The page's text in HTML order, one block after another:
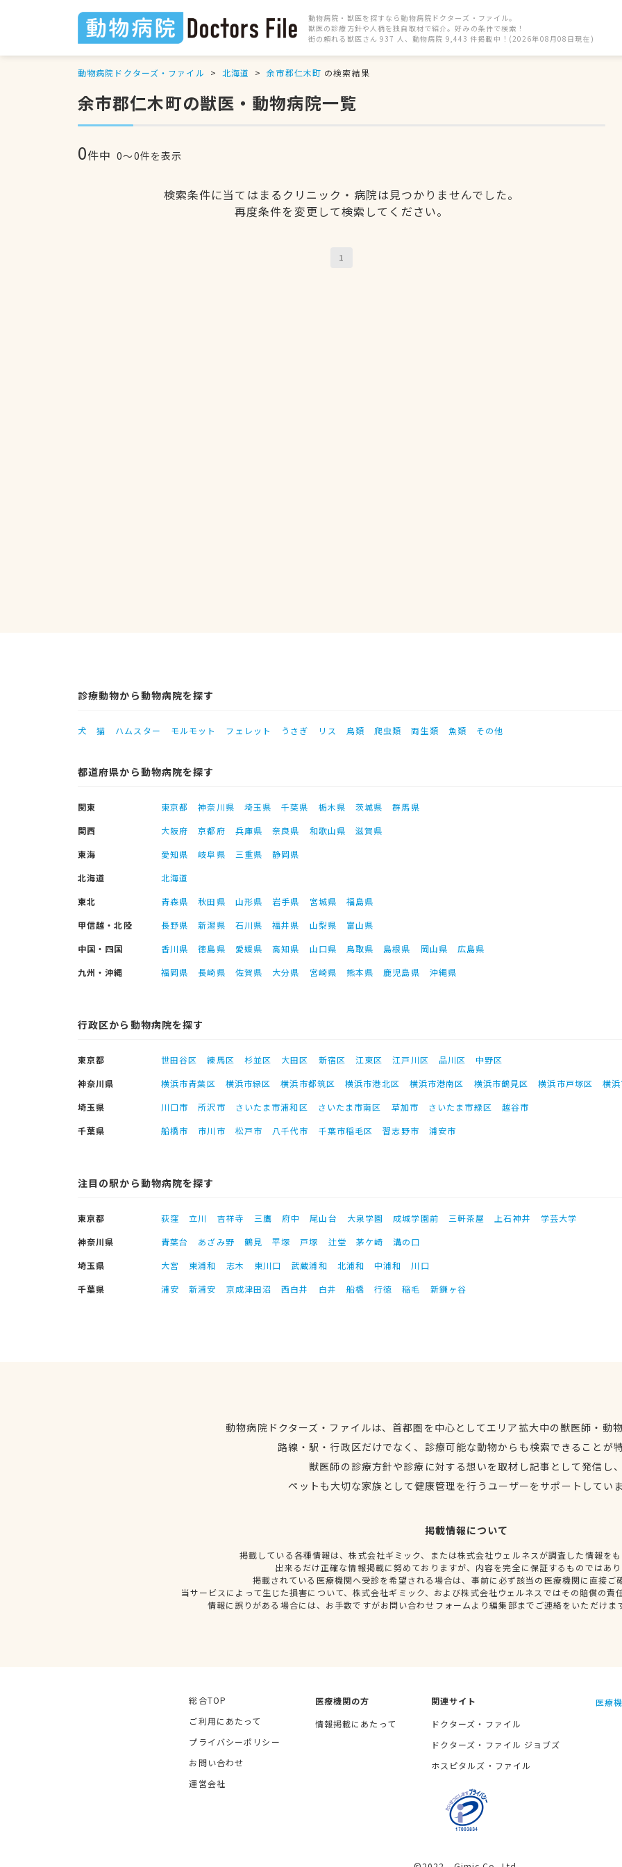
動物病院・獣医を探すなら動物病院ドクターズ・ファイル。
獣医の診療方針や人柄を独自取材で紹介。好みの条件で検索！
街の頼れる獣医さん 937 人、動物病院 9,443 件掲載中！(2026年08月08日現在)
動物病院ドクターズ・ファイル 北海道 余市郡仁木町 の検索結果
余市郡仁木町の獣医・動物病院一覧
0件中 0〜0件を表示
検索条件に当てはまるクリニック・病院は見つかりませんでした。
再度条件を変更して検索してください。
1
診療動物から動物病院を探す
犬 猫 ハムスター モルモット フェレット うさぎ リス 鳥類 爬虫類 両生類 魚類 その他
都道府県から動物病院を探す
関東 東京都 神奈川県 埼玉県 千葉県 栃木県 茨城県
群馬県
関西
大阪府 京都府 兵庫県 奈良県 和歌山県
滋賀県
東海
愛知県 岐阜県 三重県
静岡県
北海道
北海道
東北
青森県 秋田県 山形県 岩手県 宮城県
福島県
甲信越・北陸
長野県 新潟県 石川県 福井県 山梨県
富山県
中国・四国
香川県 徳島県 愛媛県 高知県 山口県 鳥取県 島根県 岡山県
広島県
九州・沖縄
福岡県 長崎県 佐賀県 大分県 宮崎県 熊本県 鹿児島県 沖縄県
行政区から動物病院を探す
東京都 世田谷区 練馬区 杉並区 大田区 新宿区 江東区 江戸川区 品川区
中野区
神奈川県
横浜市青葉区 横浜市緑区 横浜市都筑区 横浜市港北区 横浜市港南区 横浜市鶴見区 横浜市戸塚区
横
埼玉県
川口市 所沢市 さいたま市浦和区 さいたま市南区 草加市 さいたま市緑区
越谷市
千葉県
船橋市 市川市 松戸市 八千代市 千葉市稲毛区 習志野市 浦安市
注目の駅から動物病院を探す
東京都 荻窪 立川 吉祥寺 三鷹 府中 尾山台 大泉学園 成城学園前 三軒茶屋 上石神井
学芸大学
神奈川県
青葉台 あざみ野 鶴見 平塚 戸塚 辻堂 茅ケ崎
溝の口
埼玉県
大宮 東浦和 志木 東川口 武蔵浦和 北浦和 中浦和
川口
千葉県
浦安 新浦安 京成津田沼 西白井 白井 船橋 行徳 稲毛 新鎌ヶ谷
動物病院ドクターズ・ファイルは、首都圏を中心としてエリア拡大中の獣医師・動
路線・駅・行政区だけでなく、診療可能な動物からも検索できることが
獣医師の診療方針や診療に対する想いを取材し記事として発信し
ペットも大切な家族として健康管理を行うユーザーをサポートしてい
掲載情報について
掲載している各種情報は、株式会社ギミック、または株式会社ウェルネスが調査した情報を
出来るだけ正確な情報掲載に努めておりますが、内容を完全に保証するものではあ
掲載されている医療機関へ受診を希望される場合は、事前に必ず該当の医療機関に直接ご
当サービスによって生じた損害について、株式会社ギミック、および株式会社ウェルネスではその賠償の責
情報に誤りがある場合には、お手数ですがお問い合わせフォームより編集部までご連絡をいただけま
総合TOP
ご利用にあたって
プライバシーポリシー
お問い合わせ
運営会社
医療機関の方
情報掲載にあたって
関連サイト
ドクターズ・ファイル
ドクターズ・ファイル ジョブズ
ホスピタルズ・ファイル
医療